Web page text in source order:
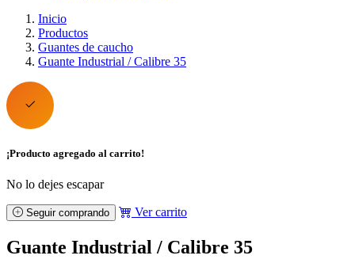
Inicio
Productos
Guantes de caucho
Guante Industrial / Calibre 35
¡Producto agregado al carrito!
No lo dejes escapar
Seguir comprando Ver carrito
Guante Industrial / Calibre 35